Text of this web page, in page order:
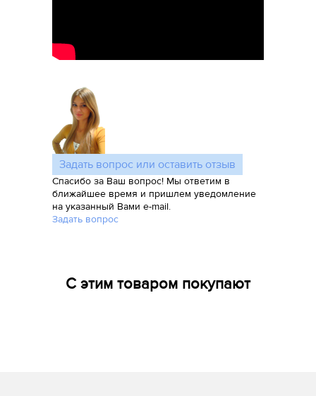
Задать вопрос или оставить отзыв
Спасибо за Ваш вопрос! Мы ответим в
ближайшее время и пришлем уведомление
на указанный Вами e-mail.
Задать вопрос
С этим товаром покупают